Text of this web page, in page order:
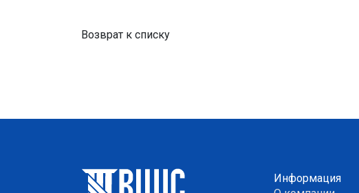
Возврат к списку
Информация